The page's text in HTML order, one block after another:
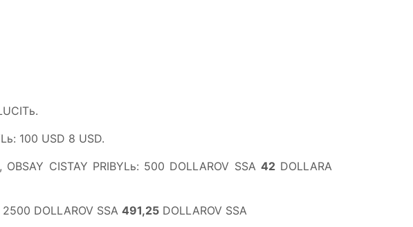
100 USD 8 USD.
CISTAY PRIBYLь: 500 DOLLAROV SSA 42DOLLARA
DOLLAROV SSA 491,25 DOLLAROV SSA